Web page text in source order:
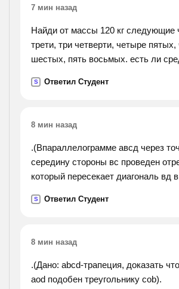
7 мин назад
Найди от массы 120 кг следующие
трети, три четверти, четыре
шестых, пять восьмых. есть ли
можно объяснить? докажи с схемы,
S Ответил Студент
8 мин назад
.(Впараллелограмме авсд через
середину стороны вс проведен
который пересекает диагональ вд
площадь треугольника вом и
S Ответил Студент
8 мин назад
.(Дано: abcd-трапеция, доказать
aod подобен треугольнику cob).